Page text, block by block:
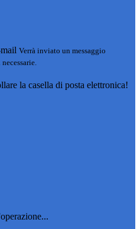
Verrà inviato un messaggio
la casella di posta elettronica!